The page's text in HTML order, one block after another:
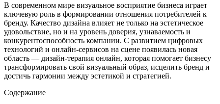
В современном мире визуальное восприятие бизнеса играет
ключевую роль в формировании отношения потребителей к
бренду. Качество дизайна влияет не только на эстетическое
удовольствие, но и на уровень доверия, узнаваемость и
конкурентоспособность компании. С развитием цифровых
технологий и онлайн-сервисов на сцене появилась новая
область — дизайн-терапия онлайн, которая помогает бизнесу
трансформировать свой визуальный образ, исцелить бренд и
достичь гармонии между эстетикой и стратегией.
Содержание